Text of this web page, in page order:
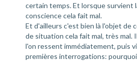
certain temps. Et lorsque survient
conscience cela fait mal.
Et d'ailleurs c'est bien là l'objet de
de situation cela fait mal, très mal.
l'on ressent immédiatement, puis
premières interrogations: pourquoi